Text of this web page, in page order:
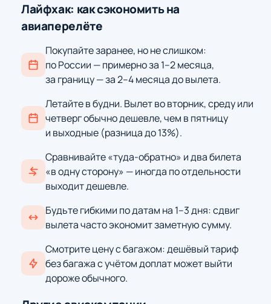
Лайфхак: как сэкономить на
авиаперелёте
Покупайте заранее, но не слишком:
по России — примерно за 1–2 месяца,
за границу — за 2–4 месяца до вылета.
Летайте в будни. Вылет во вторник, среду или
четверг обычно дешевле, чем в пятницу
и выходные (разница до 13%).
Сравнивайте «туда-обратно» и два билета
«в одну сторону» — иногда по отдельности
выходит дешевле.
Будьте гибкими по датам на 1–3 дня: сдвиг
вылета часто экономит заметную сумму.
Смотрите цену с багажом: дешёвый тариф
без багажа с учётом доплат может выйти
дороже обычного.